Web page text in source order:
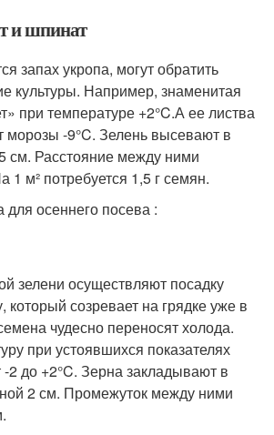
и шпинат
запах укропа, могут обратить
культуры. Например, знаменитая
при температуре +2°C.А ее листва
морозы -9°C. Зелень высевают в
см. Расстояние между ними
1 м² потребуется 1,5 г семян.
осеннего посева :
зелени осуществляют посадку
который созревает на грядке уже в
чудесно переносят холода.
при устоявшихся показателях
2 до +2°C. Зерна закладывают в
2 см. Промежуток между ними